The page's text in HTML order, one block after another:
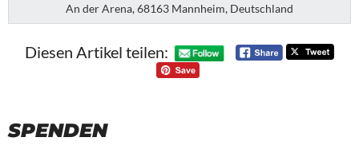
An der Arena, 68163 Mannheim, Deutschland
Diesen Artikel teilen:
SPENDEN